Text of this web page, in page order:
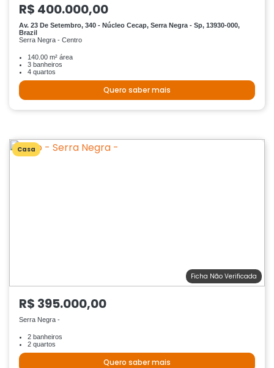
R$ 400.000,00
Av. 23 De Setembro, 340 - Núcleo Cecap, Serra Negra - Sp, 13930-000,
Brazil
Serra Negra - Centro
140.00 m² área
3 banheiros
4 quartos
Quero saber mais
Casa
Ficha Não Verificada
R$ 395.000,00
Serra Negra -
2 banheiros
2 quartos
Quero saber mais